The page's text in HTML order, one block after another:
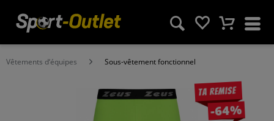
Vêtements d‘équipes Sous-vêtement fonctionnel
Ta remise
-64%